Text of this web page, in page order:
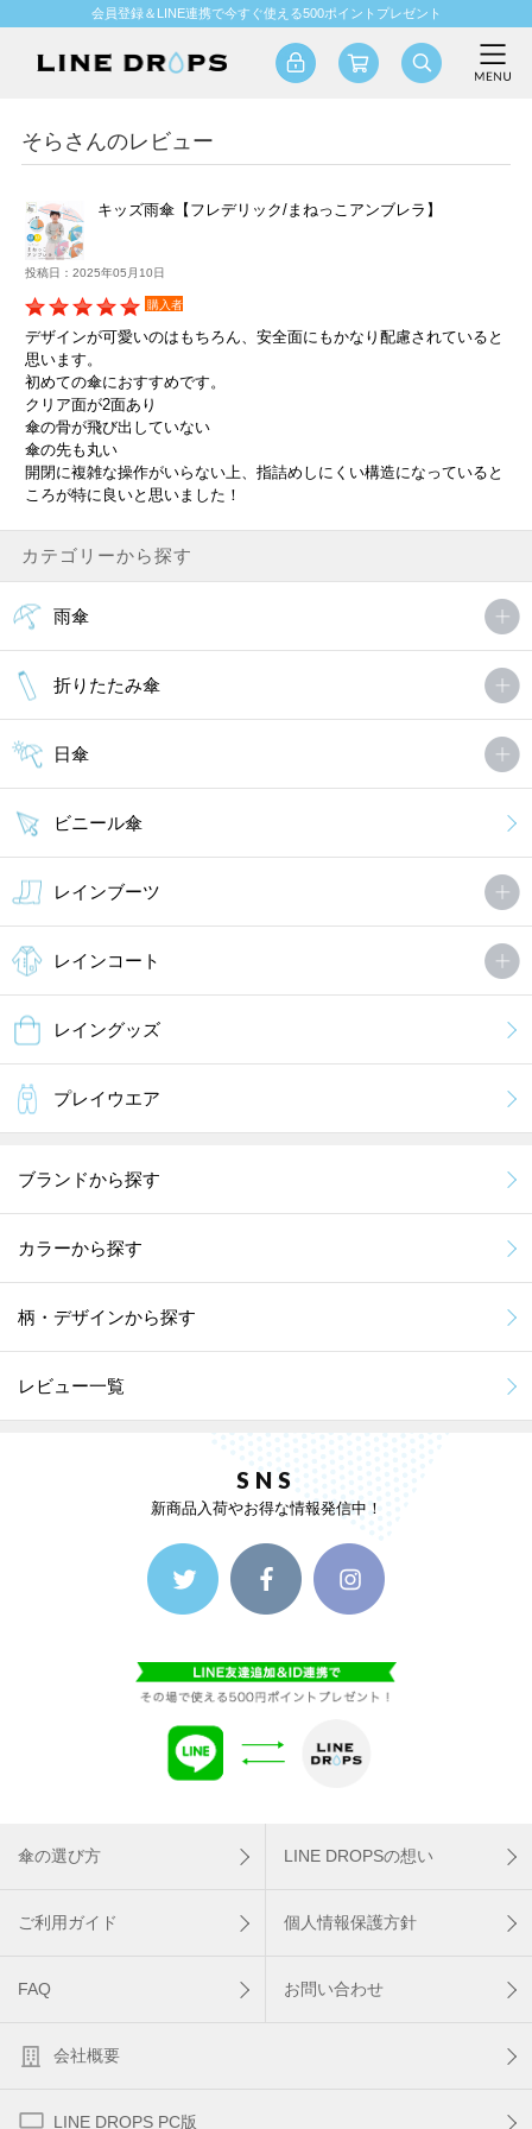
会員登録＆LINE連携で今すぐ使える500ポイントプレゼント
そらさんのレビュー
キッズ雨傘【フレデリック/まねっこアンブレラ】
投稿日：2025年05月10日
購入者
デザインが可愛いのはもちろん、安全面にもかなり配慮されていると
思います。
初めての傘におすすめです。
クリア面が2面あり
傘の骨が飛び出していない
傘の先も丸い
開閉に複雑な操作がいらない上、指詰めしにくい構造になっていると
ころが特に良いと思いました！
カテゴリーから探す
雨傘
折りたたみ傘
日傘
ビニール傘
レインブーツ
レインコート
レイングッズ
プレイウエア
ブランドから探す
カラーから探す
柄・デザインから探す
レビュー一覧
SNS
新商品入荷やお得な情報発信中！
傘の選び方 LINE DROPSの想い
ご利用ガイド 個人情報保護方針
FAQ お問い合わせ
会社概要
LINE DROPS PC版